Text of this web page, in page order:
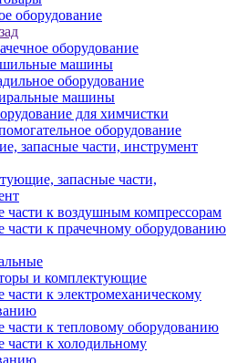
оборудование
оборудование
машины
оборудование
машины
для химчистки
оборудование
запасные части, инструмент
запасные части,
части к воздушным компрессорам
части к прачечному оборудованию
и комплектующие
части к электромеханическому
части к тепловому оборудованию
части к холодильному